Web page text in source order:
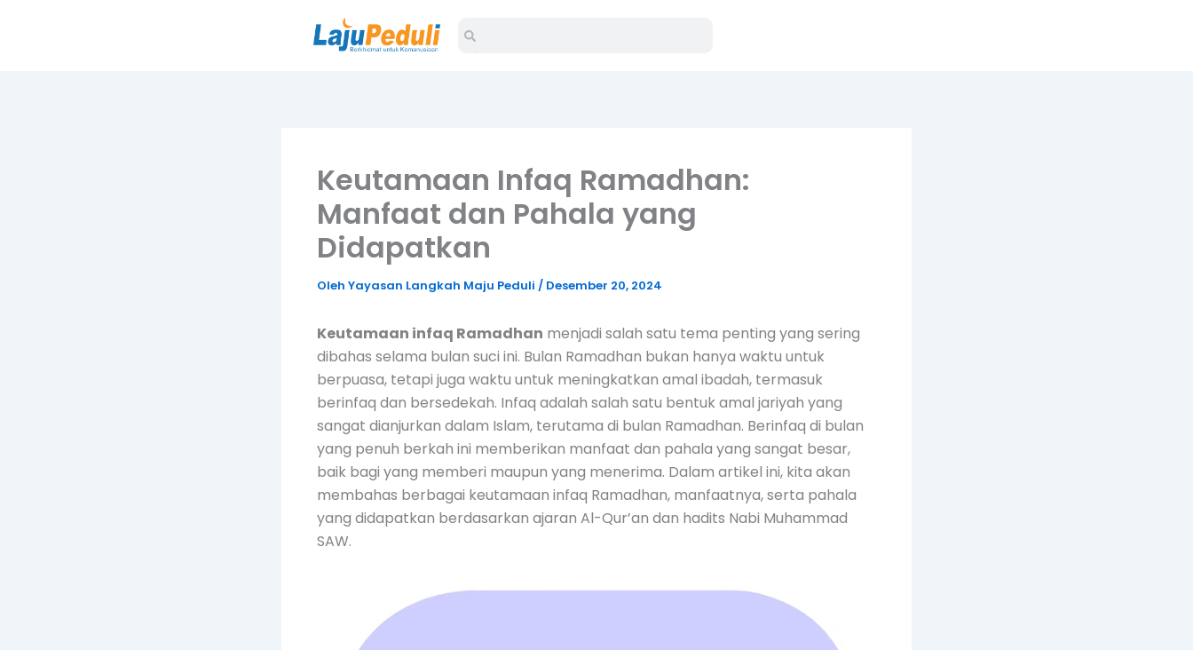
Search
Keutamaan Infaq Ramadhan:
Manfaat dan Pahala yang
Didapatkan
Oleh Yayasan Langkah Maju Peduli / Desember 20, 2024
Keutamaan infaq Ramadhan menjadi salah satu tema penting yang sering
dibahas selama bulan suci ini. Bulan Ramadhan bukan hanya waktu untuk
berpuasa, tetapi juga waktu untuk meningkatkan amal ibadah, termasuk
berinfaq dan bersedekah. Infaq adalah salah satu bentuk amal jariyah yang
sangat dianjurkan dalam Islam, terutama di bulan Ramadhan. Berinfaq di bulan
yang penuh berkah ini memberikan manfaat dan pahala yang sangat besar,
baik bagi yang memberi maupun yang menerima. Dalam artikel ini, kita akan
membahas berbagai keutamaan infaq Ramadhan, manfaatnya, serta pahala
yang didapatkan berdasarkan ajaran Al-Qur’an dan hadits Nabi Muhammad
SAW.